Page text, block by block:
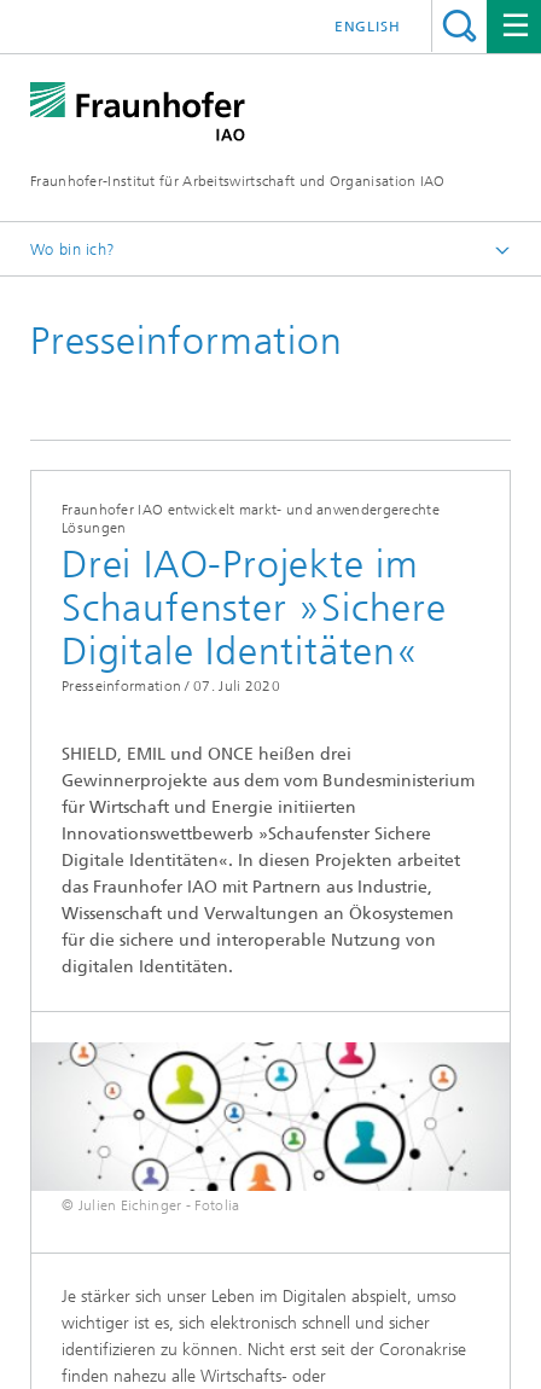
Fraunhofer-Institut für Arbeitswirtschaft und Organisation IAO
ENGLISH
Wo bin ich?
Presseservice
Presseinformation
Fraunhofer IAO entwickelt markt- und anwendergerechte
Lösungen
Drei IAO-Projekte im
Schaufenster »Sichere
Digitale Identitäten«
Presseinformation / 07. Juli 2020
SHIELD, EMIL und ONCE heißen drei
Gewinnerprojekte aus dem vom Bundesministerium
für Wirtschaft und Energie initiierten
Innovationswettbewerb »Schaufenster Sichere
Digitale Identitäten«. In diesen Projekten arbeitet
das Fraunhofer IAO mit Partnern aus Industrie,
Wissenschaft und Verwaltungen an Ökosystemen
für die sichere und interoperable Nutzung von
digitalen Identitäten.
© Julien Eichinger - Fotolia
Je stärker sich unser Leben im Digitalen abspielt, umso
wichtiger ist es, sich elektronisch schnell und sicher
identifizieren zu können. Nicht erst seit der Coronakrise
finden nahezu alle Wirtschafts- oder